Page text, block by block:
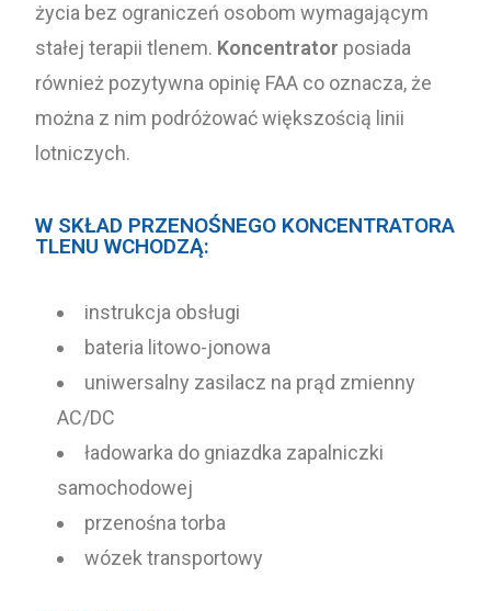
życia bez ograniczeń osobom wymagającym
stałej terapii tlenem. Koncentrator posiada
również pozytywna opinię FAA co oznacza, że
można z nim podróżować większością linii
lotniczych.
W SKŁAD PRZENOŚNEGO KONCENTRATORA
TLENU WCHODZĄ:
instrukcja obsługi
bateria litowo-jonowa
uniwersalny zasilacz na prąd zmienny
AC/DC
ładowarka do gniazdka zapalniczki
samochodowej
przenośna torba
wózek transportowy